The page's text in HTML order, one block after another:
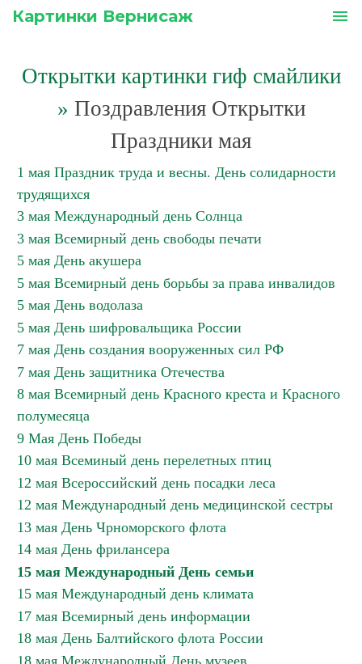
Картинки Вернисаж menu
Открытки картинки гиф смайлики
» Поздравления Открытки
Праздники мая
1 мая Праздник труда и весны. День солидарности
трудящихся
3 мая Международный день Солнца
3 мая Всемирный день свободы печати
5 мая День акушера
5 мая Всемирный день борьбы за права инвалидов
5 мая День водолаза
5 мая День шифровальщика России
7 мая День создания вооруженных сил РФ
7 мая День защитника Отечества
8 мая Всемирный день Красного креста и Красного
полумесяца
9 Мая День Победы
10 мая Всеминый день перелетных птиц
12 мая Всероссийский день посадки леса
12 мая Международный день медицинской сестры
13 мая День Чрноморского флота
14 мая День фрилансера
15 мая Международный День семьи
15 мая Международный день климата
17 мая Всемирный день информации
18 мая День Балтийского флота России
18 мая Международный День музеев